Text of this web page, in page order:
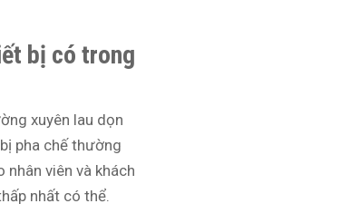
bị có trong
xuyên lau dọn
pha chế thường
nhân viên và khách
nhất có thể.